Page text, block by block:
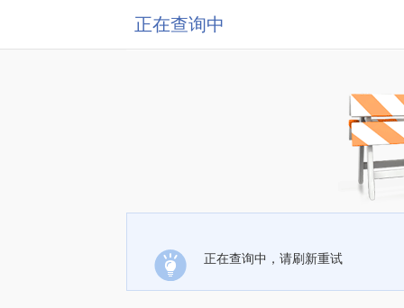
正在查询中
正在查询中，请刷新重试